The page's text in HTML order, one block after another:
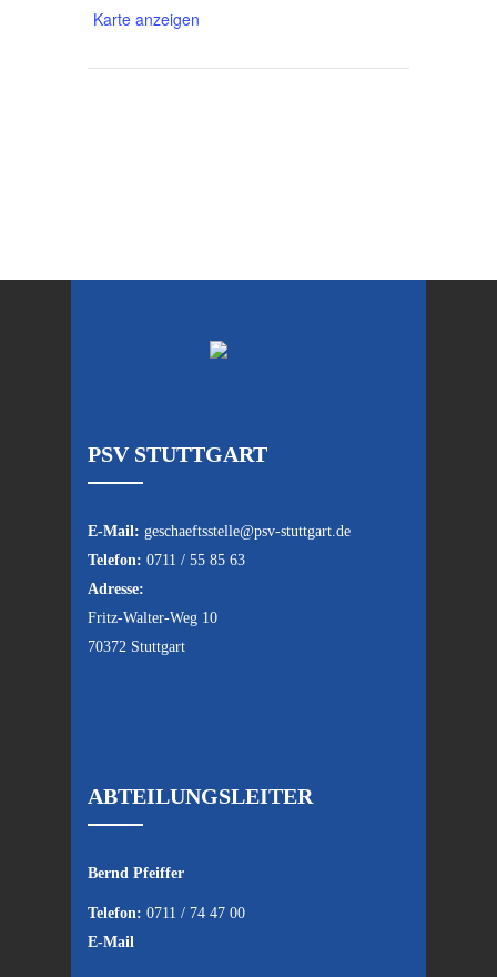
Karte anzeigen
PSV STUTTGART
E-Mail: geschaeftsstelle@psv-stuttgart.de
Telefon: 0711 / 55 85 63
Adresse:
Fritz-Walter-Weg 10
70372 Stuttgart
ABTEILUNGSLEITER
Bernd Pfeiffer
Telefon: 0711 / 74 47 00
E-Mail